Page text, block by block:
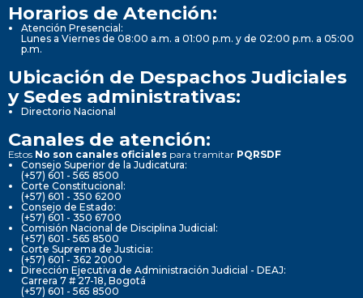
Horarios de Atención:
Atención Presencial:
Lunes a Viernes de 08:00 a.m. a 01:00 p.m. y de 02:00 p.m. a 05:00
p.m.
Ubicación de Despachos Judiciales
y Sedes administrativas:
Directorio Nacional
Canales de atención:
Estos No son canales oficiales para tramitar PQRSDF
Consejo Superior de la Judicatura:
(+57) 601 - 565 8500
Corte Constitucional:
(+57) 601 - 350 6200
Consejo de Estado:
(+57) 601 - 350 6700
Comisión Nacional de Disciplina Judicial:
(+57) 601 - 565 8500
Corte Suprema de Justicia:
(+57) 601 - 362 2000
Dirección Ejecutiva de Administración Judicial - DEAJ:
Carrera 7 # 27-18, Bogotá
(+57) 601 - 565 8500